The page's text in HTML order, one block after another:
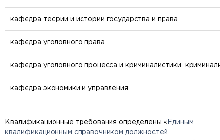
кафедра теории и истории государства и права
кафедра уголовного права
кафедра уголовного процесса и криминалистики
кафедра экономики и управления
Квалификационные требования определены « Единым
квалификационным справочником должностей